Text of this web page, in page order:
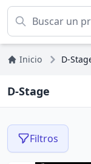
Inicio D-
D-Stage
Filtros